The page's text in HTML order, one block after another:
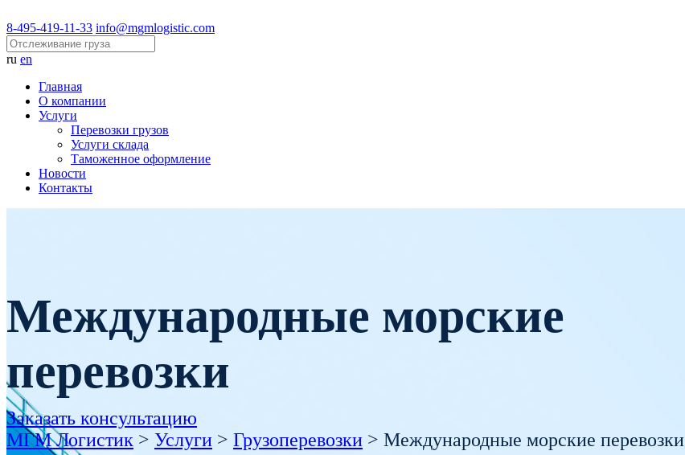
8-495-419-11-33 info@mgmlogistic.com
ru en
Главная
О компании
Услуги
Перевозки грузов
Услуги склада
Таможенное оформление
Новости
Контакты
Международные морские
перевозки
Заказать консультацию
МГМ Логистик > Услуги > Грузоперевозки > Международные морские перевозки